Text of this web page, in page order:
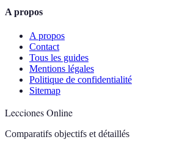
A propos
A propos
Contact
Tous les guides
Mentions légales
Politique de confidentialité
Sitemap
Lecciones Online
Comparatifs objectifs et détaillés